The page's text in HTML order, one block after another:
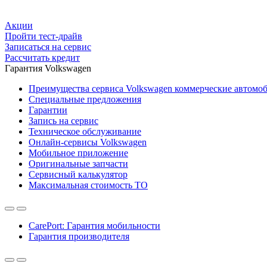
Акции
Пройти тест-драйв
Записаться на сервис
Рассчитать кредит
Гарантия Volkswagen
Преимущества сервиса Volkswagen коммерческие
Специальные предложения
Гарантии
Запись на сервис
Техническое обслуживание
Онлайн-сервисы Volkswagen
Мобильное приложение
Оригинальные запчасти
Сервисный калькулятор
Максимальная стоимость ТО
CarePort: Гарантия мобильности
Гарантия производителя